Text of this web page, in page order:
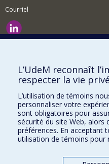
Courriel
Comment soutenir le
BESOIN D'AIDE?
Plan du site
Signaler une erreur
Accessibilité
FACULTÉ DES ARTS ET DES
Nos départements et écoles
L’UdeM reconnaît
respecter la vie
L’utilisation de témoins
personnaliser votre
sont obligatoires pour
sécurité du site Web, alors
préférences. En acceptant
utilisation de témoins pour